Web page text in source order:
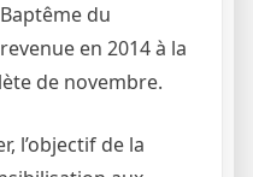
du
en 2014 à la
de novembre.
l’objectif de la